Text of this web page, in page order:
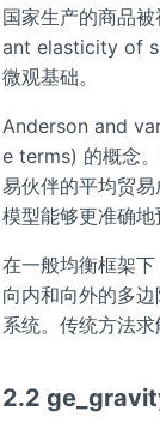
国家生产的商品
ant elasticity of
微观基础。
Anderson and
e terms) 的概念
易伙伴的平均贸
模型能够更准确地
在一般均衡框架
向内和向外的多
系统。传统方法
2.2